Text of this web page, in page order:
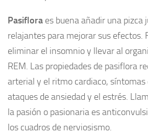
Pasiflora es buena añadir una pizca
relajantes para mejorar sus efectos.
eliminar el insomnio y llevar al
REM. Las propiedades de pasiflora
arterial y el ritmo cardiaco, síntomas
ataques de ansiedad y el estrés.
la pasión o pasionaria es
los cuadros de nerviosismo.